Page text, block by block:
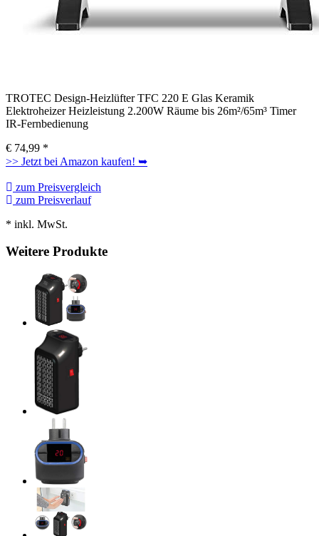
TROTEC Design-Heizlüfter TFC 220 E Glas Keramik
Elektroheizer Heizleistung 2.200W Räume bis 26m²/65m³ Timer
IR-Fernbedienung
€ 74,99 *
>> Jetzt bei Amazon kaufen! ➥
zum Preisvergleich
zum Preisverlauf
* inkl. MwSt.
Weitere Produkte